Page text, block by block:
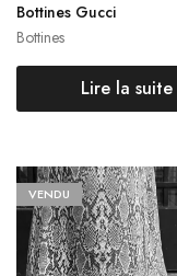
Bottines
Bottines Gucci
Lire la suite
VENDU